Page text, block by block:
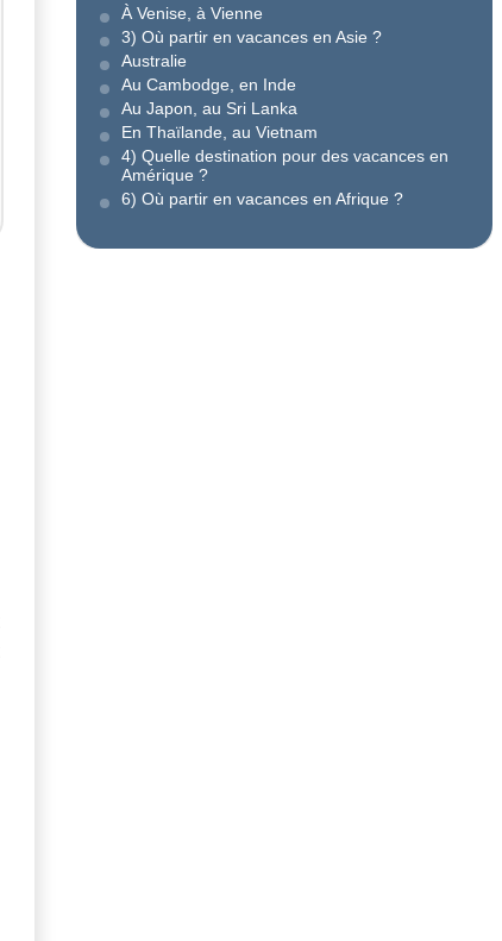
À Venise, à Vienne
3) Où partir en vacances en Asie ?
Australie
Au Cambodge, en Inde
Au Japon, au Sri Lanka
En Thaïlande, au Vietnam
4) Quelle destination pour des vacances en
Amérique ?
6) Où partir en vacances en Afrique ?